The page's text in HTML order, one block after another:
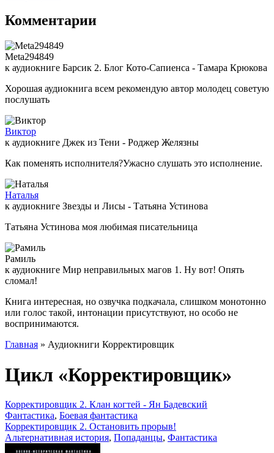
Комментарии
Meta294849
к аудиокниге Барсик 2. Блог Кото-Сапиенса - Тамара Крюкова
Хорошая аудиокнига всем рекомендую автор молодец советую
послушать
Виктор
к аудиокниге Джек из Тени - Роджер Желязны
Как поменять исполнителя?Ужасно слушать это исполнение.
Наталья
к аудиокниге Звезды и Лисы - Татьяна Устинова
Татьяна Устинова моя любимая писательница
Рамиль
к аудиокниге Мир неправильных магов 1. Ну вот! Опять
сломал!
Книга интересная, но озвучка подкачала, слишком монотонно
или голос такой, интонации присутствуют, но особо не
воспринимаются.
Главная » Аудиокниги Корректировщик
Цикл «Корректировщик»
Корректировщик 2. Клан когтей - Ян Бадевский
Фантастика, Боевая фантастика
Корректировщик 2. Остановить прорыв!
Альтернативная история, Попаданцы, Фантастика